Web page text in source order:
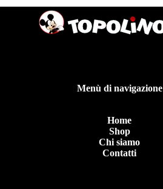
Menù di navigazione
Home
Shop
Chi siamo
Contatti